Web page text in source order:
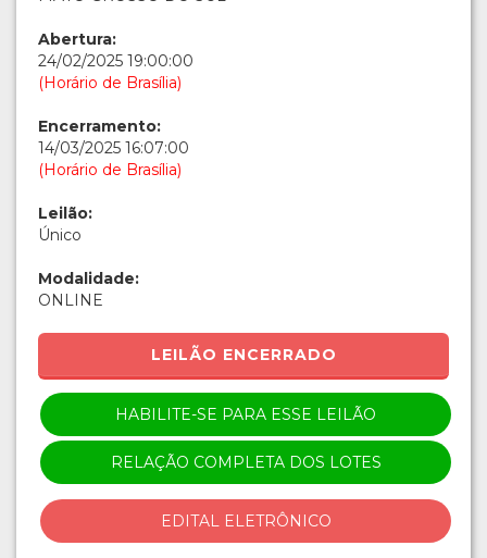
Abertura:
24/02/2025 19:00:00
(Horário de Brasília)
Encerramento:
14/03/2025 16:07:00
(Horário de Brasília)
Leilão:
Único
Modalidade:
ONLINE
LEILÃO ENCERRADO
HABILITE-SE PARA ESSE LEILÃO
RELAÇÃO COMPLETA DOS LOTES
EDITAL ELETRÔNICO